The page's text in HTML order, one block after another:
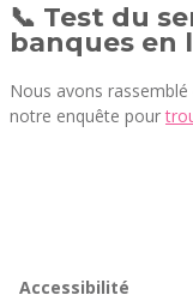
📞 Test du
banques en
Nous avons
notre enquête pour
Accessibilité